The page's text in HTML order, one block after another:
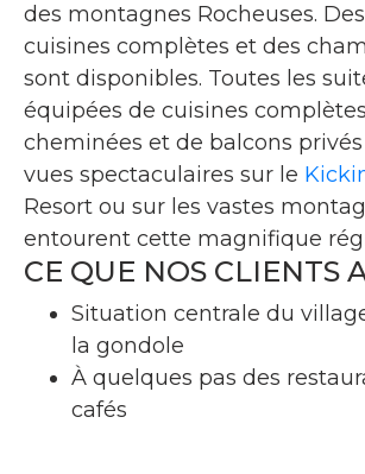
des montagnes Rocheuses.
cuisines complètes et des
sont disponibles. Toutes les
équipées de cuisines
cheminées et de balcons
vues spectaculaires sur le
Resort ou sur les vastes
entourent cette magnifique
CE QUE NOS CLIENTS
Situation centrale du
la gondole
À quelques pas des
cafés